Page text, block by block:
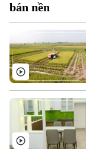
bán nền